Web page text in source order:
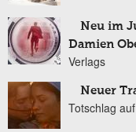
Neu im
Damien
Verlags
Neuer
Totschlag